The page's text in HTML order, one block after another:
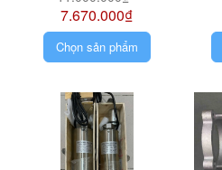
7.670.000₫
Chọn sản phẩm